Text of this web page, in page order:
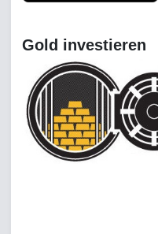
Gold investieren